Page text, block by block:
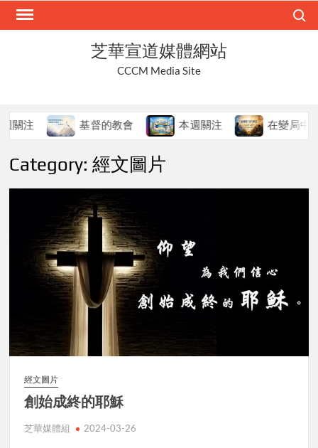
Skip
芝華宣道媒體網站
CCCM Media Site
基督的教會 本週關注 在變局中持守真道
Category:經文圖片
經文圖片
創始成終的耶穌
芝華媒體組 2024-03-26